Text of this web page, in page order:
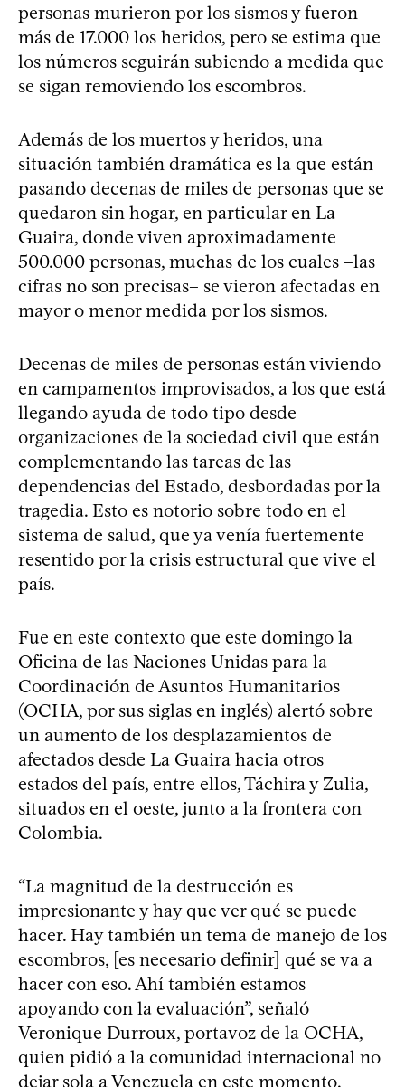
personas murieron por los sismos y fueron
más de 17.000 los heridos, pero se estima que
los números seguirán subiendo a medida que
se sigan removiendo los escombros.
Además de los muertos y heridos, una
situación también dramática es la que están
pasando decenas de miles de personas que se
quedaron sin hogar, en particular en La
Guaira, donde viven aproximadamente
500.000 personas, muchas de los cuales –las
cifras no son precisas– se vieron afectadas en
mayor o menor medida por los sismos.
Decenas de miles de personas están viviendo
en campamentos improvisados, a los que está
llegando ayuda de todo tipo desde
organizaciones de la sociedad civil que están
complementando las tareas de las
dependencias del Estado, desbordadas por la
tragedia. Esto es notorio sobre todo en el
sistema de salud, que ya venía fuertemente
resentido por la crisis estructural que vive el
país.
Fue en este contexto que este domingo la
Oficina de las Naciones Unidas para la
Coordinación de Asuntos Humanitarios
(OCHA, por sus siglas en inglés) alertó sobre
un aumento de los desplazamientos de
afectados desde La Guaira hacia otros
estados del país, entre ellos, Táchira y Zulia,
situados en el oeste, junto a la frontera con
Colombia.
“La magnitud de la destrucción es
impresionante y hay que ver qué se puede
hacer. Hay también un tema de manejo de los
escombros, [es necesario definir] qué se va a
hacer con eso. Ahí también estamos
apoyando con la evaluación”, señaló
Veronique Durroux, portavoz de la OCHA,
quien pidió a la comunidad internacional no
dejar sola a Venezuela en este momento.